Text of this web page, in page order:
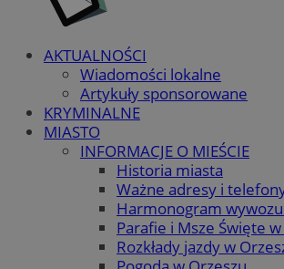
AKTUALNOŚCI
Wiadomości lokalne
Artykuły sponsorowane
KRYMINALNE
MIASTO
INFORMACJE O MIEŚCIE
Historia miasta
Ważne adresy i
Harmonogram
Parafie i Msze Święte
Rozkłady jazdy w